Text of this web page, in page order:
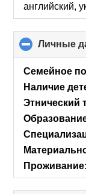
английский,
Личные
Семейное
Наличие
Этнический
Проживание: